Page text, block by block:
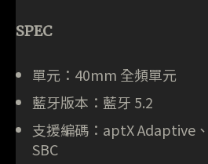
SPEC
單元：40mm 全頻單元
藍牙版本：藍牙 5.2
支援編碼：aptX Adaptive
SBC